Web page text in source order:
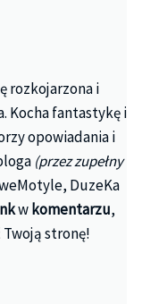
rozkojarzona i
Kocha fantastykę i
opowiadania i
(przez zupełny
DuzeKa
wkomentarzu,
stronę!